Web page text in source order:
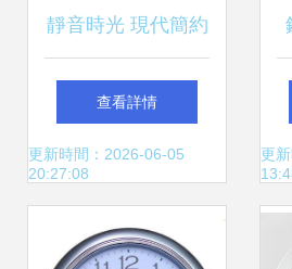
靜音時光 現代簡約
臺掛兩用鐘表的多
元美學與實用價值
查看詳情
更新時間：2026-06-05
20:27:08
更